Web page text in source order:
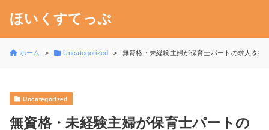
ほいくすてっぷ
ホーム Uncategorized 無資格・未経験主婦が保育士パートの求人を探
Uncategorized
無資格・未経験主婦が保育士パートの